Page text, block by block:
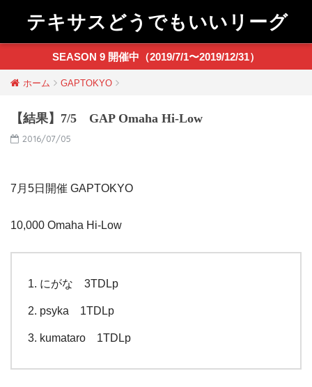
テキサスどうでもいいリーグ
SEASON 9 開催中（2019/7/1〜2019/12/31）
ホーム GAPTOKYO
【結果】7/5 GAP Omaha Hi-Low
2016/07/05
7月5日開催 GAPTOKYO
10,000 Omaha Hi-Low
にがな 3TDLp
psyka 1TDLp
kumataro 1TDLp